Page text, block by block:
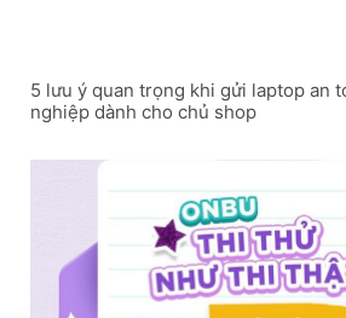
5 lưu ý quan trọng khi gửi laptop an
nghiệp dành cho chủ shop